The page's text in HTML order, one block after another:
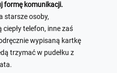
formę komunikacji.
starsze osoby,
telefon, inne zaś
wypisaną kartkę
trzymać w pudełku z